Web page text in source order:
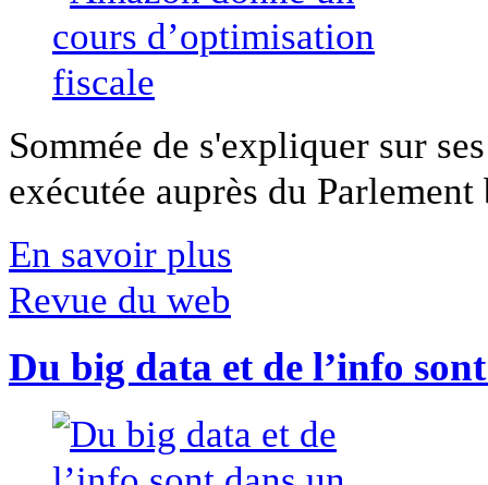
Sommée de s'expliquer sur
exécutée auprès du
En savoir plus
Revue du web
Du big data et de l’info